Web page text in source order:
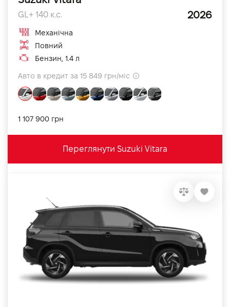
GL+ 140 к.с. 2026
Механічна
Повний
Бензин, 1.4 л
Авто в кредит за 15 849 грн/міс
1 107 900 грн
Переглянути Suzuki Vitara